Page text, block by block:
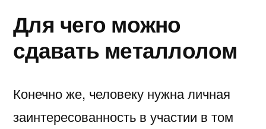
Для чего можно
сдавать металлолом
Конечно же, человеку нужна личная
заинтересованность в участии в том